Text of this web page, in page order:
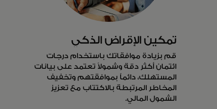
تمكين الإقراض الذكي
قم بزيادة موافقاتك باستخدام درجات
ائتمان أكثر دقة وشمولاً تعتمد على بيانات
المستهلك، دائماً بموافقتهم وتخفيف
المخاطر المرتبطة بالاكتتاب مع تعزيز
الشمول المالي.